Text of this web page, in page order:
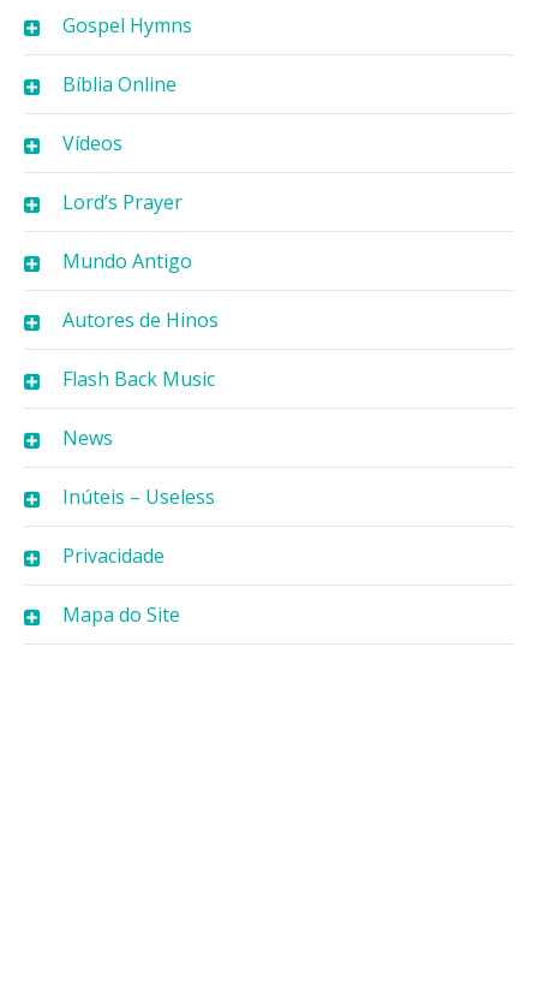
Gospel Hymns
Bíblia Online
Vídeos
Lord’s Prayer
Mundo Antigo
Autores de Hinos
Flash Back Music
News
Inúteis – Useless
Privacidade
Mapa do Site